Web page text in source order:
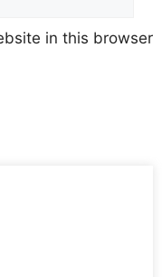
in this browser